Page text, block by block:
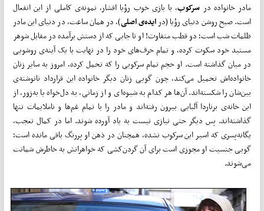
مادر خانواده در سرکوب، با بازی خوب رؤیا افشار، نمونه‌ی کاملی از این انفعال
است. صبح روشن دنیای رؤیا (در ایده‌ی اصلی)، در همان ساعت، در دنیای این مادر
ظلمات شب است؛ دو قطب متفاوت! او تا جایی که از دستش برآمده در مقابل شوهر
مستبد خود سکوت کرده، و تمام حرف‌های خود را در نهایت با یک آینه‌ی روشویی
در میان گذاشته است. او حجم تمام سرکوبی را که تحمل کرده، امروز به سایر زنان
خانواده‌اش تحمیل می‌کند، چون گویی زنان دیگر خانواده این قرارداد نانوشته‌ی
بین‌شان را شکسته‌اند. آن‌ها هر کدام به شیوه‌ای و از زمانی، به دل‌خواه یا به‌زور، از
این خانه‌ی برناردا آلبایی بیرون رفته‌اند و مادر را با تمام غم‌ها و ناملایمات تنها
گذاشته‌اند. پس دیگر حتی نیازی نیست به یاد آورده شوند. اما در کمال تعجب،
یگانه‌پسری که اسیر این سرکوب نشده، همچنان در ذهن او پررنگ باقی مانده است؛
گویی جنسیت او مجوزی است برای آن گردن‌کشی که خواهرانش به خاطرش شماتت
می‌شوند.